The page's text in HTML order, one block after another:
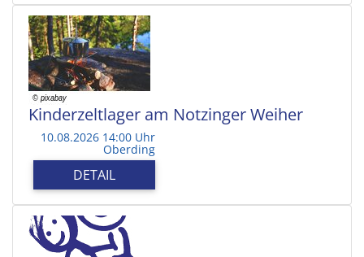
Kinderzeltlager am Notzinger Weiher
10.08.2026 14:00 Uhr
Oberding
DETAIL